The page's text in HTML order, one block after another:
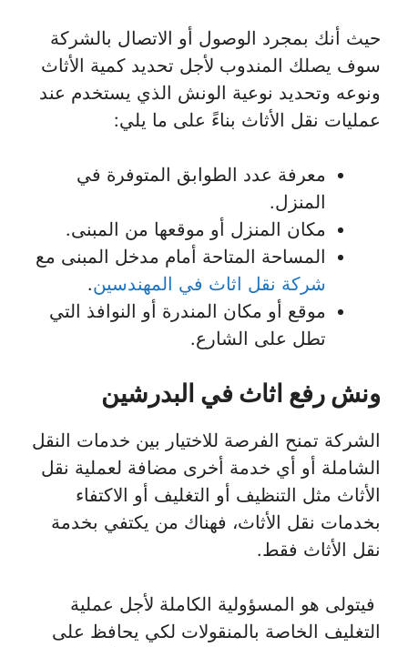
حيث أنك بمجرد الوصول أو الاتصال بالشركة
سوف يصلك المندوب لأجل تحديد كمية الأثاث
ونوعه وتحديد نوعية الونش الذي يستخدم عند
عمليات نقل الأثاث بناءً على ما يلي:
معرفة عدد الطوابق المتوفرة في
المنزل.
مكان المنزل أو موقعها من المبنى.
المساحة المتاحة أمام مدخل المبنى مع
شركة نقل اثاث في المهندسين.
موقع أو مكان المندرة أو النوافذ التي
تطل على الشارع.
ونش رفع اثاث في البدرشين
الشركة تمنح الفرصة للاختيار بين خدمات النقل
الشاملة أو أي خدمة أخرى مضافة لعملية نقل
الأثاث مثل التنظيف أو التغليف أو الاكتفاء
بخدمات نقل الأثاث، فهناك من يكتفي بخدمة
نقل الأثاث فقط.
فيتولى هو المسؤولية الكاملة لأجل عملية
التغليف الخاصة بالمنقولات لكي يحافظ على